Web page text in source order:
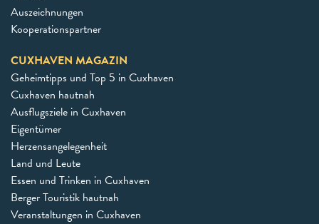
Auszeichnungen
Kooperationspartner
CUXHAVEN MAGAZIN
Geheimtipps und Top 5 in Cuxhaven
Cuxhaven hautnah
Ausflugsziele in Cuxhaven
Eigentümer
Herzensangelegenheit
Land und Leute
Essen und Trinken in Cuxhaven
Berger Touristik hautnah
Veranstaltungen in Cuxhaven